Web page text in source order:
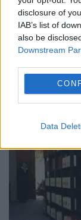
disclosure of
IAB’s list of
also be
Downstream
Data
general,
filosofului
în picioare